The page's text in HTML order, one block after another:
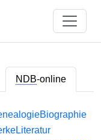
NDB-online
Biographie
Literatur